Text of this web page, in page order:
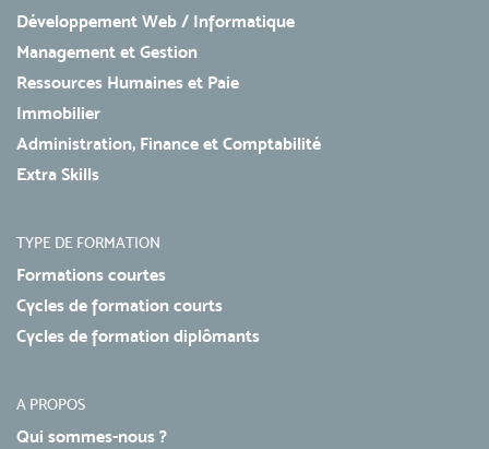
Développement Web / Informatique
Management et Gestion
Ressources Humaines et Paie
Immobilier
Administration, Finance et Comptabilité
Extra Skills
TYPE DE FORMATION
Formations courtes
Cycles de formation courts
Cycles de formation diplômants
A PROPOS
Qui sommes-nous ?